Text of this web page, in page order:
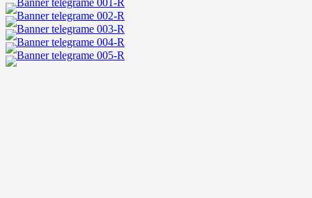
น้อย
จาก
บทบาท
นาย